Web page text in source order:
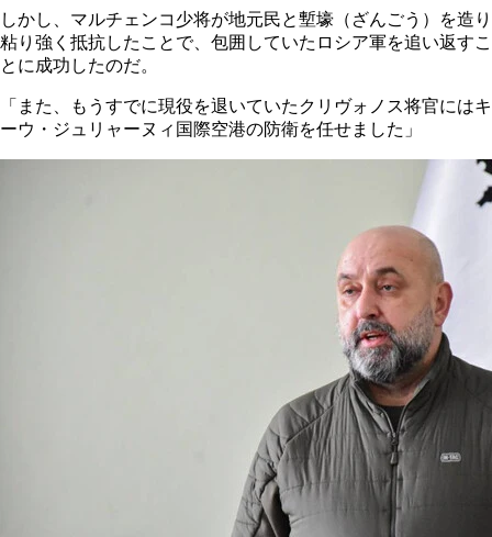
しかし、マルチェンコ少将が地元民と塹壕（ざんごう）を造り
粘り強く抵抗したことで、包囲していたロシア軍を追い返すこ
とに成功したのだ。
「また、もうすでに現役を退いていたクリヴォノス将官にはキ
ーウ・ジュリャーヌィ国際空港の防衛を任せました」